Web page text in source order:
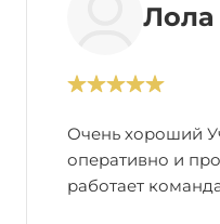
Очень хороший
оперативно и
работает